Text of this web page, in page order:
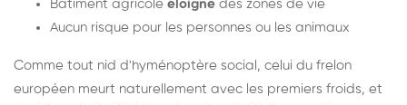
Bâtiment agricole éloigné des zones de vie
Aucun risque pour les personnes ou les animaux
Comme tout nid d'hyménoptère social, celui du frelon
européen meurt naturellement avec les premiers froids, et